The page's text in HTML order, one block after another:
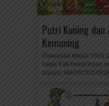
Putri Kuning dan
Kemuning
Download ebook 1001
karya Kak Nurul Ihsan
donasi. WA